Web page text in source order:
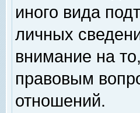
иного вида
личных
внимание на
правовым
отношений.